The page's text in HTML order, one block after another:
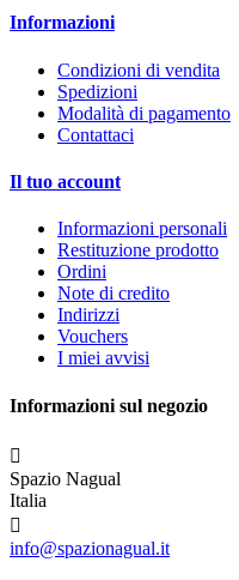
Informazioni
Condizioni di vendita
Spedizioni
Modalità di pagamento
Contattaci
Il tuo account
Informazioni personali
Restituzione prodotto
Ordini
Note di credito
Indirizzi
Vouchers
I miei avvisi
Informazioni sul negozio

Spazio Nagual
Italia

info@spazionagual.it